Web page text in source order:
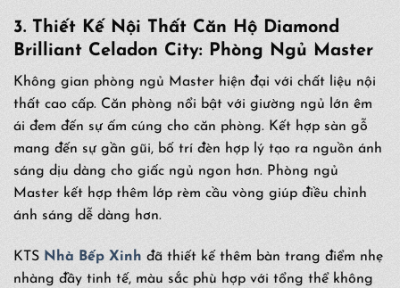
3. Thiết Kế Nội Thất Căn Hộ Diamond
Brilliant Celadon City: Phòng Ngủ Master
Không gian phòng ngủ Master hiện đại với chất liệu nội
thất cao cấp. Căn phòng nổi bật với giường ngủ lớn êm
ái đem đến sự ấm cúng cho căn phòng. Kết hợp sàn gỗ
mang đến sự gần gũi, bố trí đèn hợp lý tạo ra nguồn ánh
sáng dịu dàng cho giấc ngủ ngon hơn. Phòng ngủ
Master kết hợp thêm lớp rèm cầu vòng giúp điều chỉnh
ánh sáng dễ dàng hơn.
KTS Nhà Bếp Xinh đã thiết kế thêm bàn trang điểm nhẹ
nhàng đầy tinh tế, màu sắc phù hợp với tổng thể không